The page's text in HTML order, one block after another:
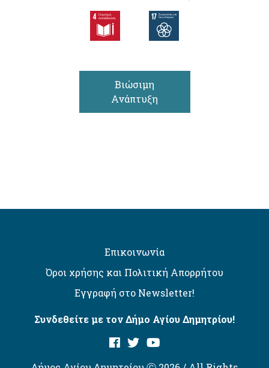
Βιώσιμη
Ανάπτυξη
Επικοινωνία
Όροι χρήσης και Πολιτική Απορρήτου
Εγγραφή στο Newsletter!
Συνδεθείτε με τον Δήμο Αγίου Δημητρίου!